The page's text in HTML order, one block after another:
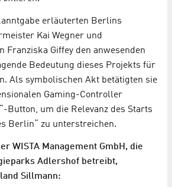
erläuterten Berlins
Kai Wegner und
Franziska Giffey den anwesenden
Bedeutung dieses Projekts für
Als symbolischen Akt betätigten sie
Gaming-Controller
Button, um die Relevanz des Starts
Berlin“ zu unterstreichen.
WISTA Management GmbH, die
Adlershof betreibt,
Sillmann: